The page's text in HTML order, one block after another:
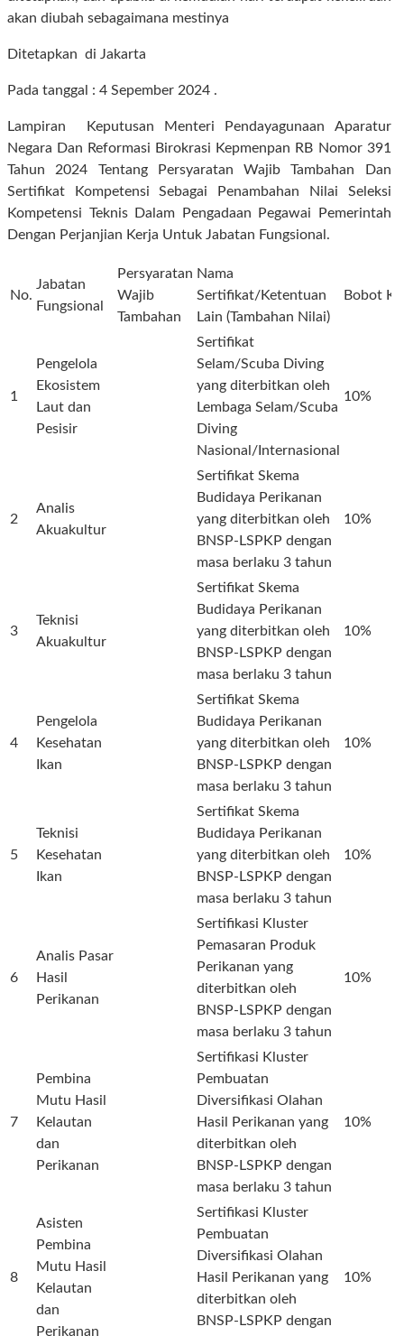
akan diubah sebagaimana mestinya
Ditetapkan di Jakarta
Pada tanggal : 4 Sepember 2024 .
Lampiran Keputusan Menteri Pendayagunaan Aparatur
Negara Dan Reformasi Birokrasi Kepmenpan RB Nomor 391
Tahun 2024 Tentang Persyaratan Wajib Tambahan Dan
Sertifikat Kompetensi Sebagai Penambahan Nilai Seleksi
Kompetensi Teknis Dalam Pengadaan Pegawai Pemerintah
Dengan Perjanjian Kerja Untuk Jabatan Fungsional.
No.
Jabatan
Fungsional
Persyaratan
Wajib
Tambahan
Nama
Sertifikat/Ketentuan
Lain (Tambahan Nilai)
Bobot
1
Pengelola
Ekosistem
Laut dan
Pesisir
Sertifikat
Selam/Scuba Diving
yang diterbitkan oleh
Lembaga Selam/Scuba
Diving
Nasional/Internasional
10%
2
Analis
Akuakultur
Sertifikat Skema
Budidaya Perikanan
yang diterbitkan oleh
BNSP-LSPKP dengan
masa berlaku 3 tahun
10%
3
Teknisi
Akuakultur
Sertifikat Skema
Budidaya Perikanan
yang diterbitkan oleh
BNSP-LSPKP dengan
masa berlaku 3 tahun
10%
4
Pengelola
Kesehatan
Ikan
Sertifikat Skema
Budidaya Perikanan
yang diterbitkan oleh
BNSP-LSPKP dengan
masa berlaku 3 tahun
10%
5
Teknisi
Kesehatan
Ikan
Sertifikat Skema
Budidaya Perikanan
yang diterbitkan oleh
BNSP-LSPKP dengan
masa berlaku 3 tahun
10%
6
Analis Pasar
Hasil
Perikanan
Sertifikasi Kluster
Pemasaran Produk
Perikanan yang
diterbitkan oleh
BNSP-LSPKP dengan
masa berlaku 3 tahun
10%
7
Pembina
Mutu Hasil
Kelautan
dan
Perikanan
Sertifikasi Kluster
Pembuatan
Diversifikasi Olahan
Hasil Perikanan yang
diterbitkan oleh
BNSP-LSPKP dengan
masa berlaku 3 tahun
10%
8
Asisten
Pembina
Mutu Hasil
Kelautan
dan
Perikanan
Sertifikasi Kluster
Pembuatan
Diversifikasi Olahan
Hasil Perikanan yang
diterbitkan oleh
BNSP-LSPKP dengan
10%